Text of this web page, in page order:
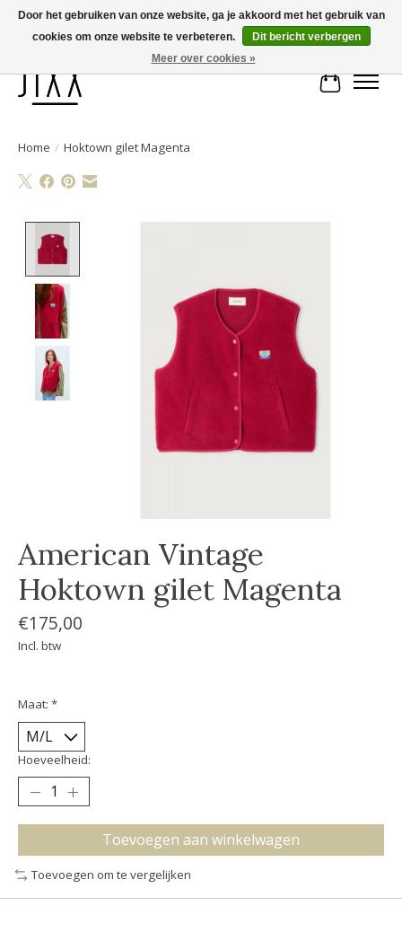
Voor 14.00 uur besteld, vandaag verstuurd | Gratis verzending vanaf € 75
Home / Hoktown gilet Magenta
American Vintage
Hoktown gilet Magenta
€175,00
Incl. btw
Maat: *
Hoeveelheid:
Toevoegen aan winkelwagen
Toevoegen om te vergelijken
Door het gebruiken van onze website, ga je akkoord met het gebruik van
cookies om onze website te verbeteren.
Dit bericht verbergen
Meer over cookies »